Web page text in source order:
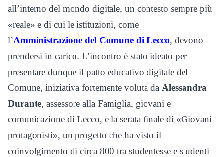
all’interno del mondo digitale, un contesto sempre più
«reale» e di cui le istituzioni, come
l’Amministrazione del Comune di Lecco, devono
prendersi in carico. L’incontro è stato ideato per
presentare dunque il patto educativo digitale del
Comune, iniziativa fortemente voluta da Alessandra
Durante, assessore alla Famiglia, giovani e
comunicazione di Lecco, e la serata finale di «Giovani
protagonisti», un progetto che ha visto il
coinvolgimento di circa 800 tra studentesse e studenti